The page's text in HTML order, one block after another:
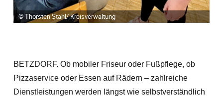
© Thorsten Stahl/ Kreisverwaltung
BETZDORF. Ob mobiler Friseur oder Fußpflege, ob
Pizzaservice oder Essen auf Rädern – zahlreiche
Dienstleistungen werden längst wie selbstverständlich